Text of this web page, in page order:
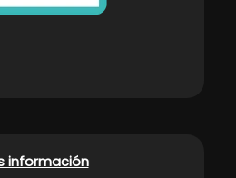
información